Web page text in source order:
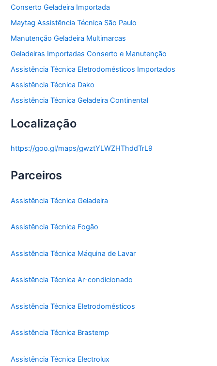
Conserto Geladeira Importada
Maytag Assistência Técnica São Paulo
Manutenção Geladeira Multimarcas
Geladeiras Importadas Conserto e Manutenção
Assistência Técnica Eletrodomésticos Importados
Assistência Técnica Dako
Assistência Técnica Geladeira Continental
Localização
https://goo.gl/maps/gwztYLWZHThddTrL9
Parceiros
Assistência Técnica Geladeira
Assistência Técnica Fogão
Assistência Técnica Máquina de Lavar
Assistência Técnica Ar-condicionado
Assistência Técnica Eletrodomésticos
Assistência Técnica Brastemp
Assistência Técnica Electrolux